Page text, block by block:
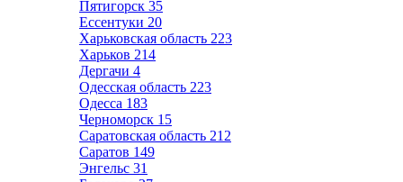
Пятигорск 35
Ессентуки 20
Харьковская область 223
Харьков 214
Дергачи 4
Одесская область 223
Одесса 183
Черноморск 15
Саратовская область 212
Саратов 149
Энгельс 31